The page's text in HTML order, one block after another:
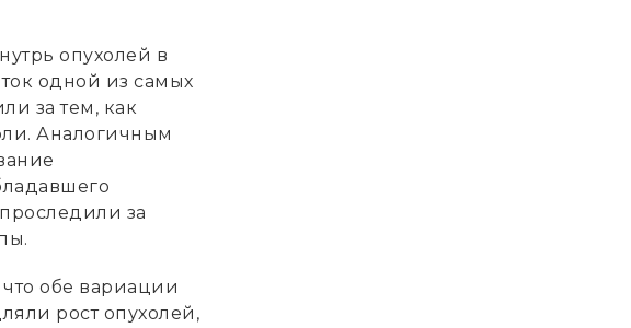
опухолей в
одной из самых
за тем, как
Аналогичным
за
обе вариации
рост опухолей,